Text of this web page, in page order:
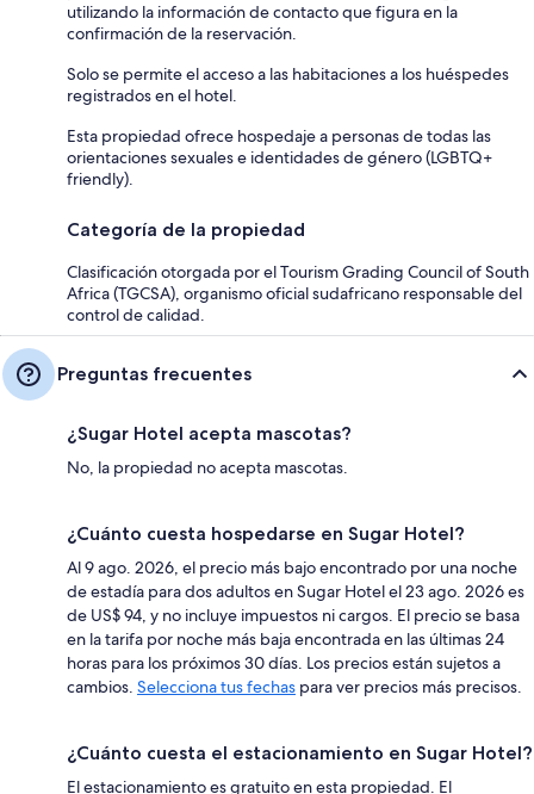
utilizando la información de contacto que figura en la
confirmación de la reservación.
Solo se permite el acceso a las habitaciones a los huéspedes
registrados en el hotel.
Esta propiedad ofrece hospedaje a personas de todas las
orientaciones sexuales e identidades de género (LGBTQ+
friendly).
Categoría de la propiedad
Clasificación otorgada por el Tourism Grading Council of South
Africa (TGCSA), organismo oficial sudafricano responsable del
control de calidad.
Preguntas frecuentes
¿Sugar Hotel acepta mascotas?
No, la propiedad no acepta mascotas.
¿Cuánto cuesta hospedarse en Sugar Hotel?
Al 9 ago. 2026, el precio más bajo encontrado por una noche
de estadía para dos adultos en Sugar Hotel el 23 ago. 2026 es
de US$ 94, y no incluye impuestos ni cargos. El precio se basa
en la tarifa por noche más baja encontrada en las últimas 24
horas para los próximos 30 días. Los precios están sujetos a
cambios. Selecciona tus fechas para ver precios más precisos.
¿Cuánto cuesta el estacionamiento en Sugar Hotel?
El estacionamiento es gratuito en esta propiedad. El